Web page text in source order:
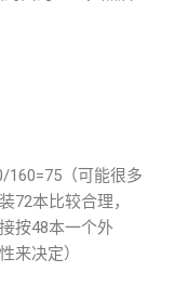
160=75（可能很多
72本比较合理，
按48本一个外
来决定）